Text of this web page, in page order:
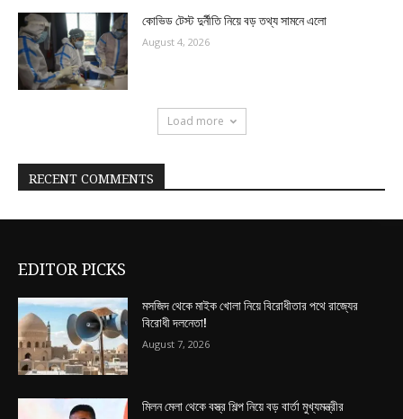
কোভিড টেস্ট দুর্নীতি নিয়ে বড় তথ্য সামনে এলো
August 4, 2026
Load more
RECENT COMMENTS
EDITOR PICKS
মসজিদ থেকে মাইক খোলা নিয়ে বিরোধীতার পথে রাজ্যের
বিরোধী দলনেতা!
August 7, 2026
মিলন মেলা থেকে বস্ত্র শিল্প নিয়ে বড় বার্তা মুখ্যমন্ত্রীর